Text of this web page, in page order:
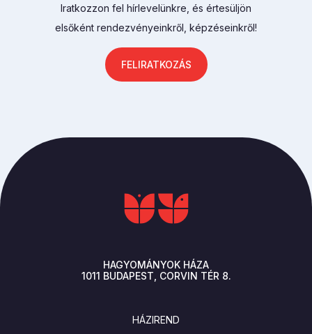
Iratkozzon fel hírlevelünkre, és értesüljön
elsőként rendezvényeinkről, képzéseinkről!
FELIRATKOZÁS
HAGYOMÁNYOK HÁZA
1011 BUDAPEST CORVIN TÉR 8.
HÁZIREND